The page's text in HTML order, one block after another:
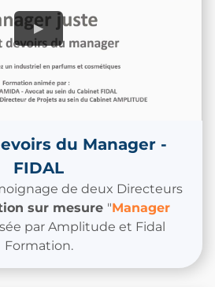
du Manager -
FIDAL
de deux Directeurs
sur mesure "Manager
par Amplitude et Fidal
Formation.